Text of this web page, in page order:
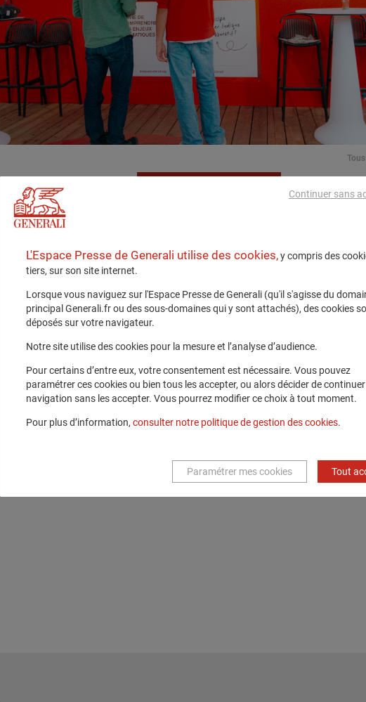
L'Espace Presse de Generali utilise des cookies,y compris des
tiers, sur son site internet.
Lorsque vous naviguez sur l'Espace Presse de Generali (qu'il s'agisse du
principal Generali.fr ou des sous-domaines qui y sont attachés), des cookies
déposés sur votre navigateur.
Notre site utilise des cookies pour la mesure et l’analyse d’audience.
Pour certains d’entre eux, votre consentement est nécessaire. Vous pouvez
paramétrer ces cookies ou bien tous les accepter, ou alors décider de
navigation sans les accepter. Vous pourrez modifier ce choix à tout moment.
Pour plus d’information, consulter notre politique de gestion des cookies.
Tout
Continuer sans
Paramétrer mes cookies